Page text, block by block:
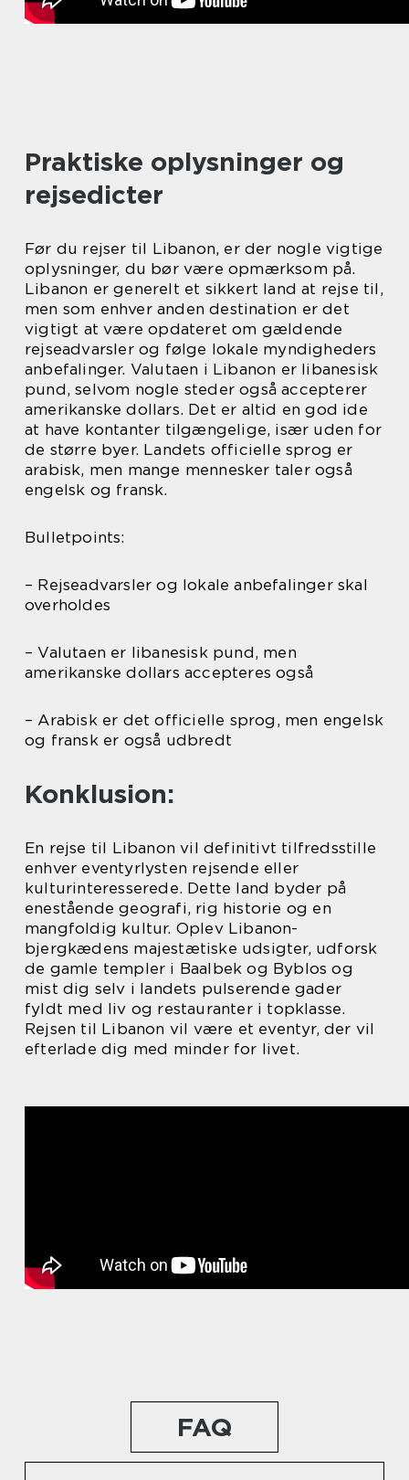
Praktiske oplysninger og
rejsedicter
Før du rejser til Libanon, er der nogle vigtige
oplysninger, du bør være opmærksom på.
Libanon er generelt et sikkert land at rejse til,
men som enhver anden destination er det
vigtigt at være opdateret om gældende
rejseadvarsler og følge lokale myndigheders
anbefalinger. Valutaen i Libanon er libanesisk
pund, selvom nogle steder også accepterer
amerikanske dollars. Det er altid en god ide
at have kontanter tilgængelige, især uden for
de større byer. Landets officielle sprog er
arabisk, men mange mennesker taler også
engelsk og fransk.
Bulletpoints:
– Rejseadvarsler og lokale anbefalinger skal
overholdes
– Valutaen er libanesisk pund, men
amerikanske dollars accepteres også
– Arabisk er det officielle sprog, men engelsk
og fransk er også udbredt
Konklusion:
En rejse til Libanon vil definitivt tilfredsstille
enhver eventyrlysten rejsende eller
kulturinteresserede. Dette land byder på
enestående geografi, rig historie og en
mangfoldig kultur. Oplev Libanon-
bjergkædens majestætiske udsigter, udforsk
de gamle templer i Baalbek og Byblos og
mist dig selv i landets pulserende gader
fyldt med liv og restauranter i topklasse.
Rejsen til Libanon vil være et eventyr, der vil
efterlade dig med minder for livet.
FAQ